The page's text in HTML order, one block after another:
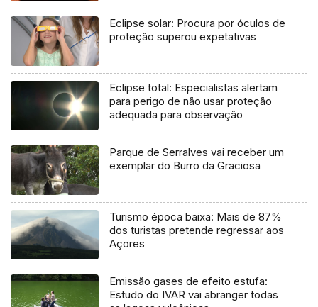
Eclipse solar: Procura por óculos de
proteção superou expetativas
Eclipse total: Especialistas alertam
para perigo de não usar proteção
adequada para observação
Parque de Serralves vai receber um
exemplar do Burro da Graciosa
Turismo época baixa: Mais de 87%
dos turistas pretende regressar aos
Açores
Emissão gases de efeito estufa:
Estudo do IVAR vai abranger todas